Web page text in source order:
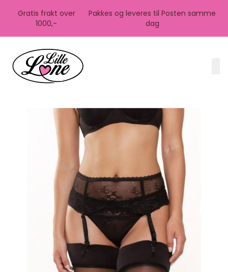
Gratis frakt over
1000,-
Pakkes og leveres til Posten samme
dag